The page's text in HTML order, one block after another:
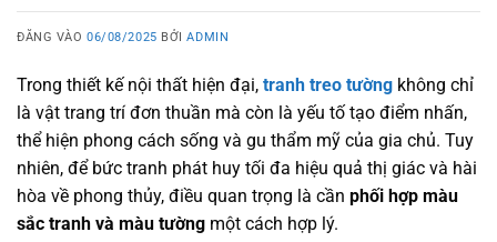
ĐĂNG VÀO06/08/2025 BỞIADMIN
Trong thiết kế nội thất hiện đại, tranh treo tường không chỉ
là vật trang trí đơn thuần mà còn là yếu tố tạo điểm nhấn,
thể hiện phong cách sống và gu thẩm mỹ của gia chủ. Tuy
nhiên, để bức tranh phát huy tối đa hiệu quả thị giác và hài
hòa về phong thủy, điều quan trọng là cần phối hợp màu
sắc tranh và màu tường một cách hợp lý.